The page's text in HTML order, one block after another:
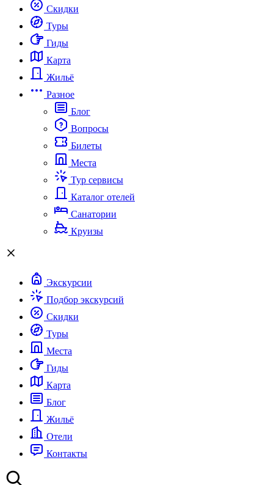
Скидки
Туры
Гиды
Карта
Жильё
Разное
Блог
Вопросы
Билеты
Места
Тур сервисы
Каталог отелей
Санатории
Круизы
Экскурсии
Подбор экскурсий
Скидки
Туры
Места
Гиды
Карта
Блог
Жильё
Отели
Контакты